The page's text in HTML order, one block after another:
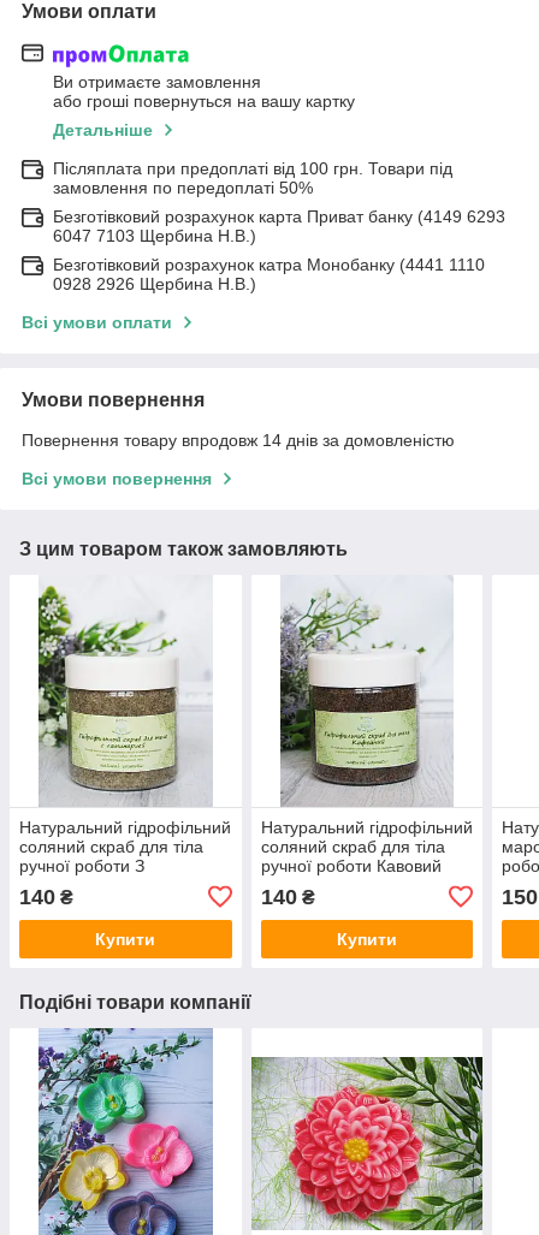
Умови оплати
Ви отримаєте замовлення
або гроші повернуться на вашу картку
Детальніше
Післяплата при предоплаті від 100 грн. Товари під
замовлення по передоплаті 50%
Безготівковий розрахунок карта Приват банку (4149 6293
6047 7103 Щербина Н.В.)
Безготівковий розрахунок катра Монобанку (4441 1110
0928 2926 Щербина Н.В.)
Всі умови оплати
Умови повернення
Повернення товару впродовж 14 днів за домовленістю
Всі умови повернення
З цим товаром також замовляють
Натуральний гідрофільний
соляний скраб для тіла
ручної роботи З
(антицелюлітний)
140 ₴
Купити
Натуральний гідрофільний
соляний скраб для тіла
ручної роботи Кавовий
140₴
Купити
150
Подібні товари компанії